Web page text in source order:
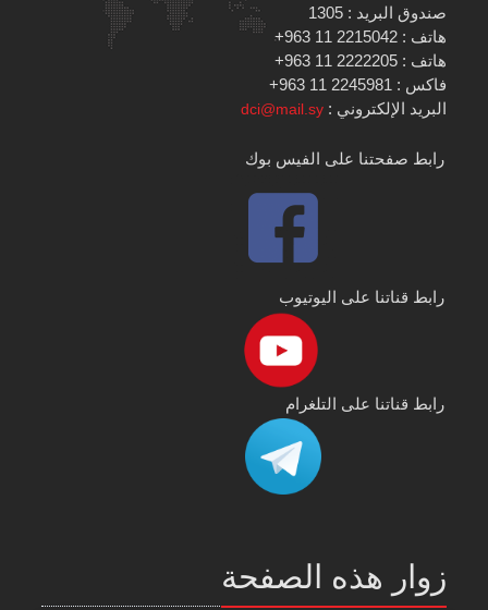
صندوق البريد : 1305
هاتف : 2215042 11 963+
هاتف : 2222205 11 963+
فاكس : 2245981 11 963+
البريد الإلكتروني :dci@mail.sy
رابط صفحتنا على الفيس بوك
رابط قناتنا على اليوتيوب
رابط قناتنا على التلغرام
زوار هذه الصفحة